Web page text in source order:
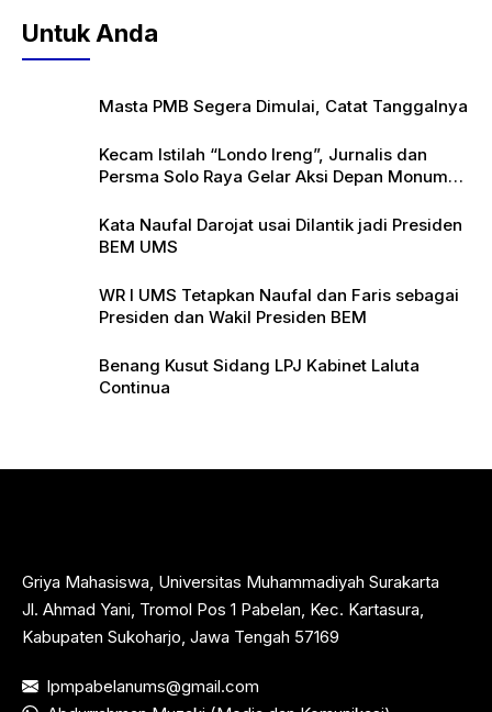
Untuk Anda
Masta PMB Segera Dimulai, Catat Tanggalnya
Kecam Istilah “Londo Ireng”, Jurnalis dan
Persma Solo Raya Gelar Aksi Depan Monumen
Kata Naufal Darojat usai Dilantik jadi Presiden
BEM UMS
WR I UMS Tetapkan Naufal dan Faris sebagai
Presiden dan Wakil Presiden BEM
Benang Kusut Sidang LPJ Kabinet Laluta
Continua
Griya Mahasiswa, Universitas Muhammadiyah Surakarta
Jl. Ahmad Yani, Tromol Pos 1 Pabelan, Kec. Kartasura,
Kabupaten Sukoharjo, Jawa Tengah 57169
lpmpabelanums@gmail.com